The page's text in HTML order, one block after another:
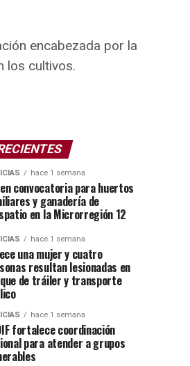
encabezada por la
los cultivos.
hace 1 semana
convocatoria para huertos
y ganadería de
en la Microrregión 12
hace 1 semana
una mujer y cuatro
resultan lesionadas en
de tráiler y transporte
hace 1 semana
fortalece coordinación
para atender a grupos